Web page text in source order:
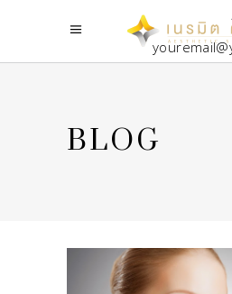
BLOG